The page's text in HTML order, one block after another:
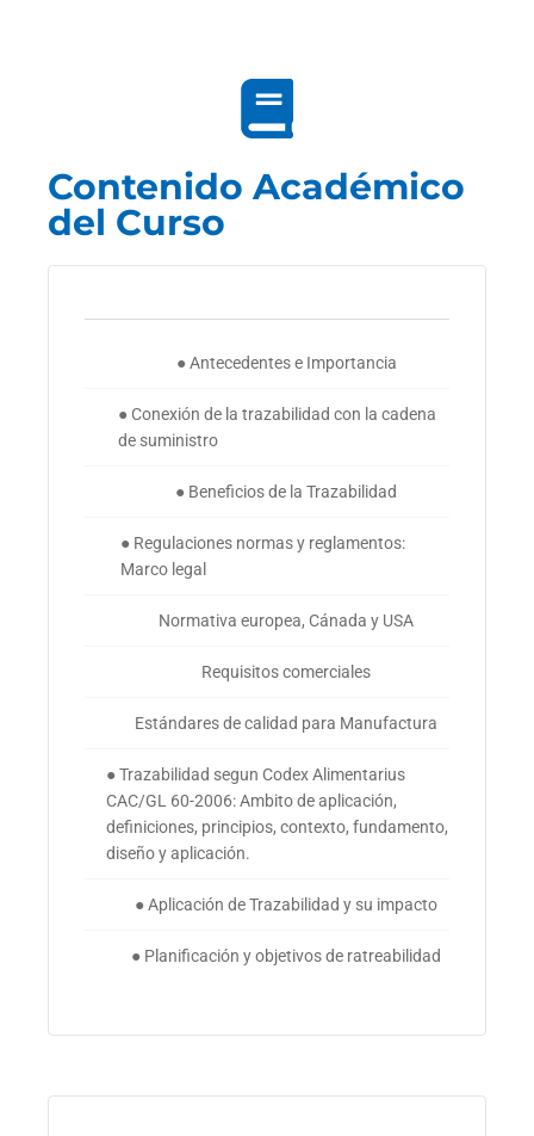
Contenido Académico
del Curso
● Antecedentes e Importancia
● Conexión de la trazabilidad con la cadena
de suministro
● Beneficios de la Trazabilidad
● Regulaciones normas y reglamentos:
Marco legal
Normativa europea, Cánada y USA
Requisitos comerciales
Estándares de calidad para Manufactura
● Trazabilidad segun Codex Alimentarius
CAC/GL 60-2006: Ambito de aplicación,
definiciones, principios, contexto, fundamento,
diseño y aplicación.
● Aplicación de Trazabilidad y su impacto
● Planificación y objetivos de ratreabilidad